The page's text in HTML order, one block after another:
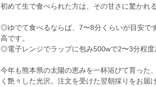
初めて生で食べられた方は、その甘さに驚かれ
◎ゆでて食べるならば、7〜8分くらいが目安で
高です。
◎電子レンジでラップに包み500wで2〜3分程度
今年も熊本県の太陽の恵みを一杯浴びて育った
く艶々した光沢。注文を受けた翌朝採りをお届